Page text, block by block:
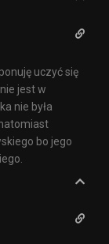
uczyć się
jest w
nie była
bo jego